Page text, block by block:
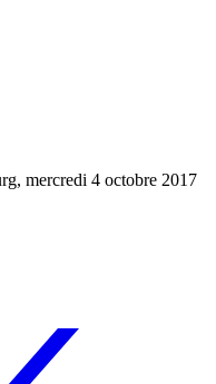
mercredi 4 octobre 2017